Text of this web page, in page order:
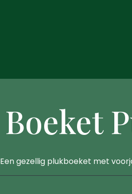
Boeket
Een gezellig plukboeket met